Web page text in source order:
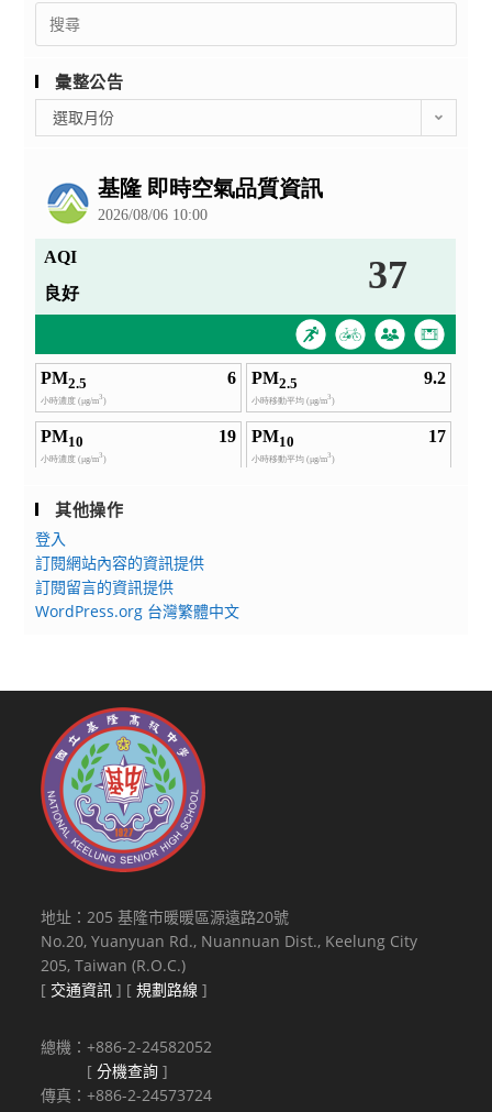
Search
for:
彙整公告
整
選取月份
其他操作
登入
訂閱網站內容的資訊提供
訂閱留言的資訊提供
WordPress.org 台灣繁體中文
地址：205 基隆市暖暖區源遠路20號
No.20, Yuanyuan Rd., Nuannuan Dist., Keelung City
205, Taiwan (R.O.C.)
[ 交通資訊 ] [規劃路線 ]
總機：+886-2-24582052
[分機查詢 ]
傳真：+886-2-24573724